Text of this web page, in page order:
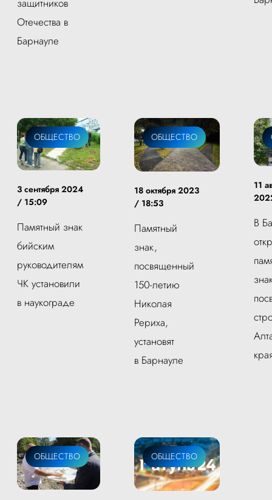
защитников
Отечества в
Барнауле
ОБЩЕСТВО
3 сентября 2024
/ 15:09
Памятный знак
бийским
руководителям
ЧК установили
в наукограде
ОБЩЕСТВО
18 октября 2023
/ 18:53
Памятный
знак,
посвященный
150-летию
Николая
Рериха,
установят
в Барнауле
11
В
ОБЩЕСТВО ОБЩЕСТВО